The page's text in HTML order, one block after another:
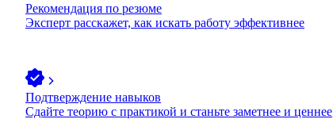
Рекомендация по резюме
Эксперт расскажет, как искать работу эффективнее
Подтверждение навыков
Сдайте теорию с практикой и станьте заметнее и ценнее